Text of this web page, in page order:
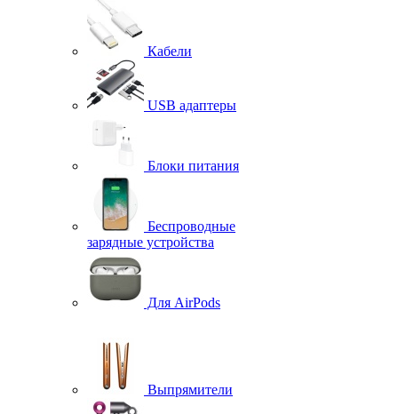
Кабели
USB адаптеры
Блоки питания
Беспроводные
зарядные устройства
Для AirPods
Выпрямители